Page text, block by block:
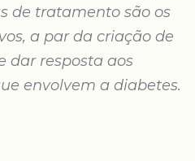
de tratamento são os
a par da criação de
dar resposta aos
envolvem a diabetes.